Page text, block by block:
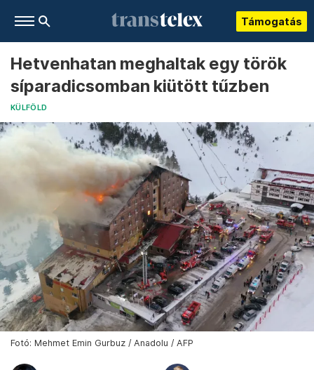
Támogatás
Hetvenhatan meghaltak egy török
síparadicsomban kiütött tűzben
KÜLFÖLD
Fotó: Mehmet Emin Gurbuz / Anadolu / AFP